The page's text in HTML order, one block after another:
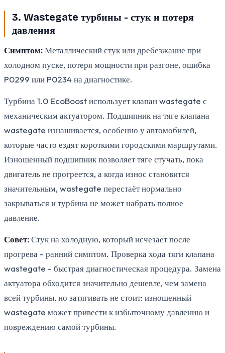
3. Wastegate турбины - стук и потеря
давления
Симптом:Металлический стук или дребезжание при
холодном пуске, потеря мощности при разгоне, ошибка
P0299 или P0234 на диагностике.
Турбина 1.0 EcoBoost использует клапан wastegate с
механическим актуатором. Подшипник на тяге клапана
wastegate изнашивается, особенно у автомобилей,
которые часто ездят короткими городскими маршрутами.
Изношенный подшипник позволяет тяге стучать, пока
двигатель не прогреется, а когда износ становится
значительным, wastegate перестаёт нормально
закрываться и турбина не может набрать полное
давление.
Совет:Стук на холодную, который исчезает после
прогрева - ранний симптом. Проверка хода тяги клапана
wastegate - быстрая диагностическая процедура. Замена
актуатора обходится значительно дешевле, чем замена
всей турбины, но затягивать не стоит: изношенный
wastegate может привести к избыточному давлению и
повреждению самой турбины.